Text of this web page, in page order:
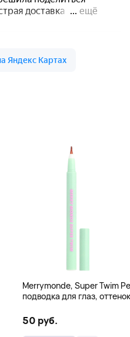
Merrymonde, Super Twim
подводка для глаз, оттенок
жидк. унции)
50 руб.